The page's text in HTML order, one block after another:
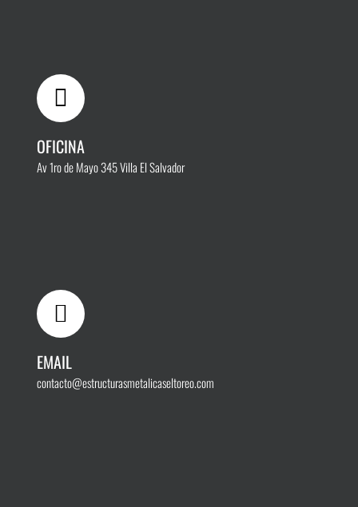
OFICINA
Av 1ro de Mayo 345Villa El Salvador
EMAIL
contacto@estructurasmetalicaseltoreo.com